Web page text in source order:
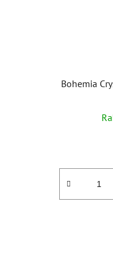
Bohemia